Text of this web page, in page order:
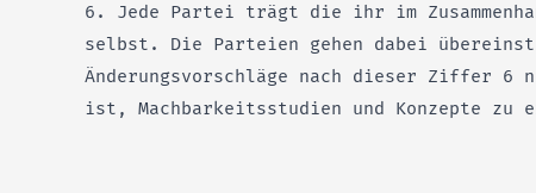
6. Jede Partei trägt die ihr im
selbst. Die Parteien gehen dabei
Änderungsvorschläge nach dieser Ziffer
ist, Machbarkeitsstudien und Konzepte zu